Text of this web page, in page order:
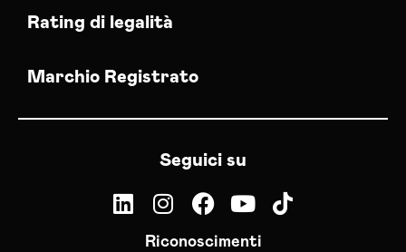
Rating di legalità
Marchio Registrato
Seguici su
Riconoscimenti